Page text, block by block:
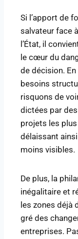
Si l’apport de
salvateur face
l’État, il
le cœur du
de décision.
besoins
risquons de
dictées par
projets les
délaissant
moins visibles.
De plus, la
inégalitaire et
les zones déjà
gré des
entreprises.